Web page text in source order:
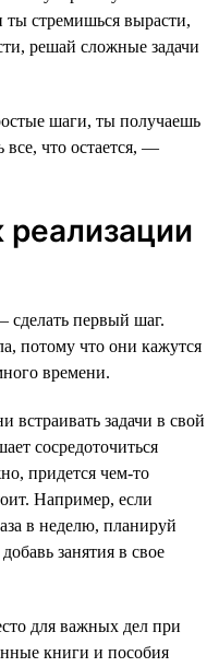
ты стремишься вырасти,
решай сложные задачи
шаги, ты получаешь
что остается, —
реализации
сделать первый шаг.
потому что они кажутся
времени.
встраивать задачи в свой
сосредоточиться
придется чем-то
Например, если
в неделю, планируй
занятия в свое
для важных дел при
книги и пособия